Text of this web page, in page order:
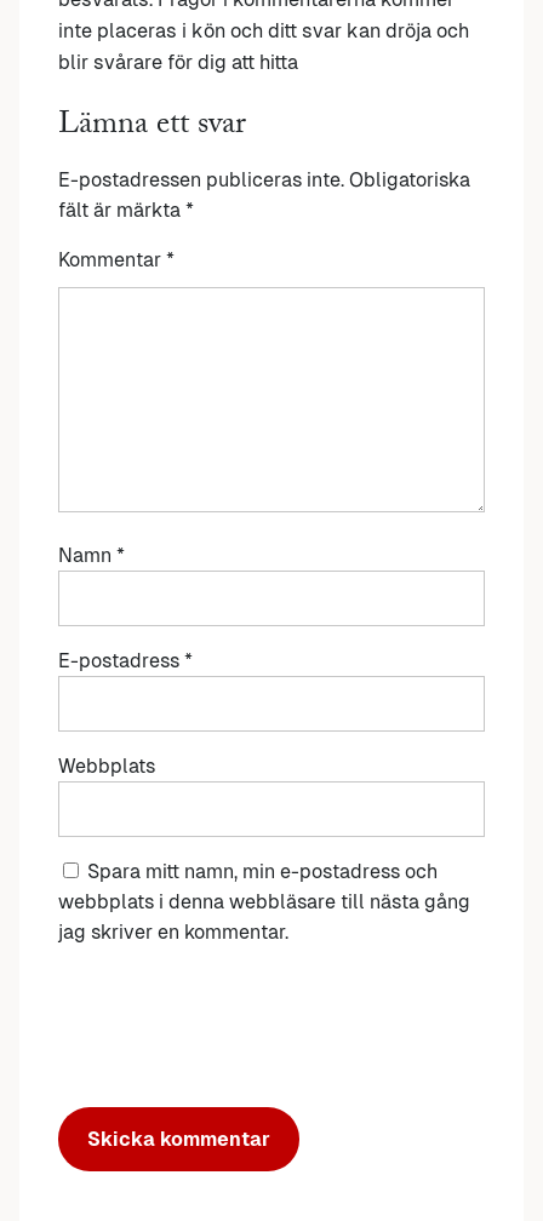
inte placeras i kön och ditt svar kan dröja och
blir svårare för dig att hitta
Lämna ett svar
E-postadressen publiceras inte. Obligatoriska
fält är märkta *
Kommentar *
Namn *
E-postadress *
Webbplats
Spara mitt namn, min e-postadress och
webbplats i denna webbläsare till nästa gång
jag skriver en kommentar.